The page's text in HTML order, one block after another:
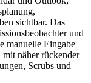
sichtbar. Das
und
manuelle Eingabe
näher rückender
Scrubs und